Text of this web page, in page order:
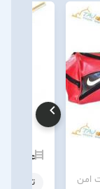
امن
عمده
تهران